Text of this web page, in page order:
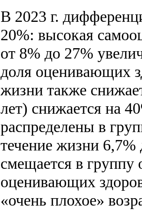
В 2023 г.
20%: высокая
от 8% до 27%
доля оценивающих
жизни также
лет) снижается на
распределены в
течение жизни
смещается в группу
оценивающих
«очень плохое»